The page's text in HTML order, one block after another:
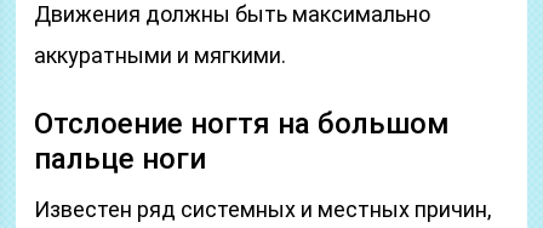
Движения должны быть максимально
аккуратными и мягкими.
Отслоение ногтя на большом
пальце ноги
Известен ряд системных и местных причин,